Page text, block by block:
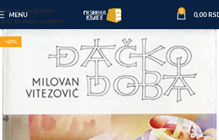
Skip to navigation
Skip to main content
MENU 0 0,00
-65%